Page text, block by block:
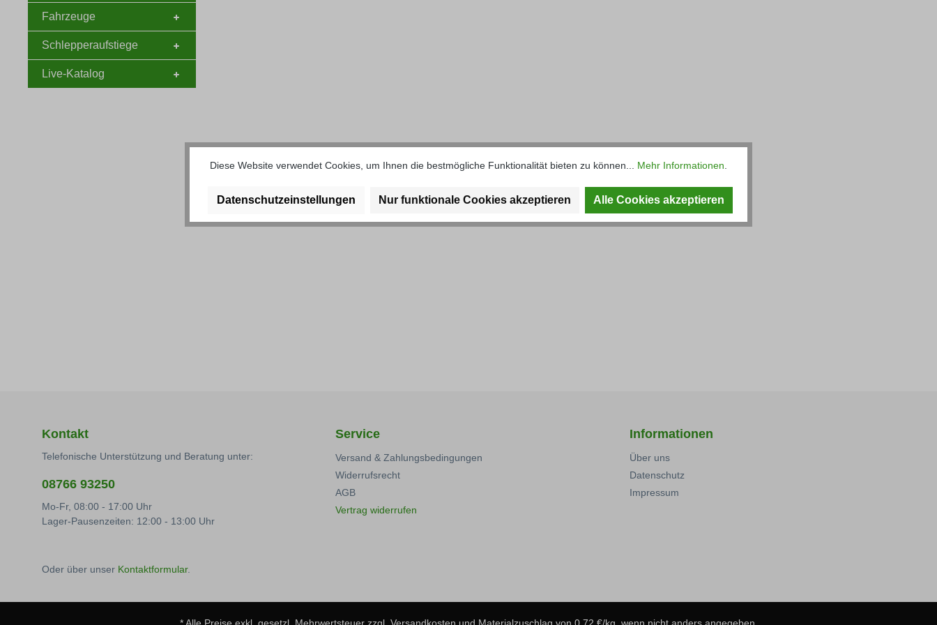
Fahrzeuge
Schlepperaufstiege
Live-Katalog
Kontakt
Telefonische Unterstützung und Beratung unter:
08766 93250
Mo-Fr, 08:00 - 17:00 Uhr
Lager-Pausenzeiten: 12:00 - 13:00 Uhr
Oder über unser Kontaktformular.
Service
Versand & Zahlungsbedingungen
Widerrufsrecht
AGB
Vertrag widerrufen
Informationen
Über uns
Datenschutz
Impressum
Diese Website verwendet Cookies, um Ihnen die bestmögliche Funktionalität bieten zu können... Mehr Informationen
Datenschutzeinstellungen Nur funktionale Cookies akzeptieren Alle Cookies akzeptieren